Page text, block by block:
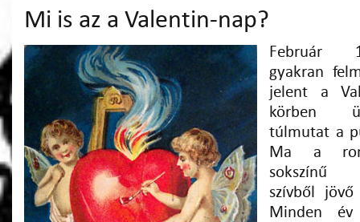
Mi is az a Valentin-nap?
Február
gyakran
jelent a
körben
túlmutat a
Ma a
sokszínű
szívből
Minden